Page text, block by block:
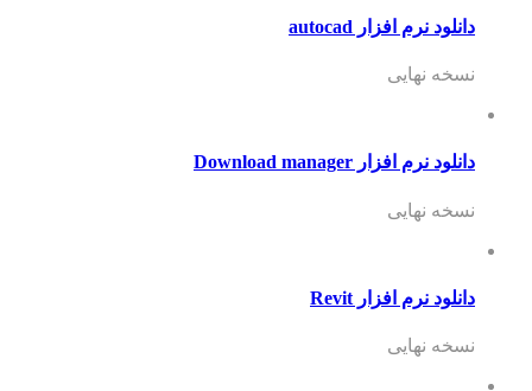
دانلود نرم افزار autocad
نسخه نهایی
دانلود نرم افزار Download manager
نسخه نهایی
دانلود نرم افزار Revit
نسخه نهایی